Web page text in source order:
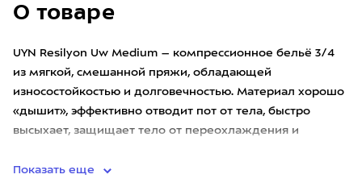
О товаре
UYN Resilyon Uw Medium – компрессионное бельё 3/4
из мягкой, смешанной пряжи, обладающей
износостойкостью и долговечностью. Материал хорошо
«дышит», эффективно отводит пот от тела, быстро
высыхает, защищает тело от переохлаждения и
Показать еще